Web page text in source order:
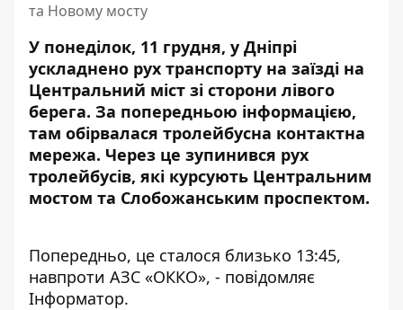
та Новому мосту
У понеділок, 11 грудня, у Дніпрі
ускладнено рух транспорту на заїзді на
Центральний міст зі сторони лівого
берега. За попередньою інформацією,
там обірвалася тролейбусна контактна
мережа. Через це зупинився рух
тролейбусів, які курсують Центральним
мостом та Слобожанським проспектом.
Попередньо, це сталося близько 13:45,
навпроти АЗС «ОККО», - повідомляє
Інформатор.